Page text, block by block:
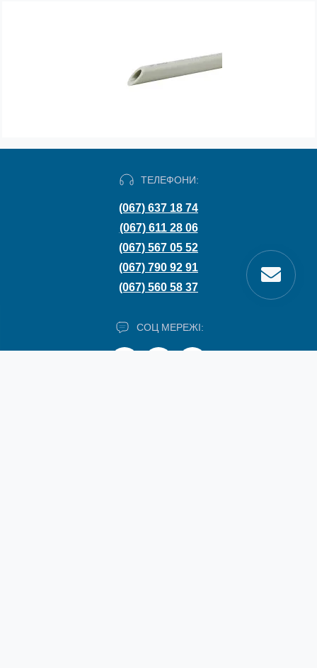
ТЕЛЕФОНИ:
(067) 637 18 74
(067) 611 28 06
(067) 567 05 52
(067) 790 92 91
(067) 560 58 37
СОЦ МЕРЕЖІ: